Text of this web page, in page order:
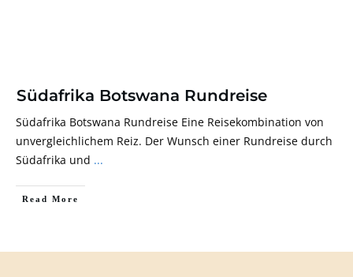
Südafrika Botswana Rundreise
Südafrika Botswana Rundreise Eine Reisekombination von
unvergleichlichem Reiz. Der Wunsch einer Rundreise durch
Südafrika und ...
Read More